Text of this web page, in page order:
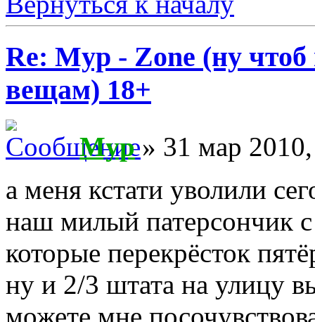
Re: Myp - Zone (ну
вещам) 18+
Myp» 31 мар
а меня кстати уволили
наш милый патерсончик
которые перекрёсток
ну и 2/3 штата на улицу
можете мне